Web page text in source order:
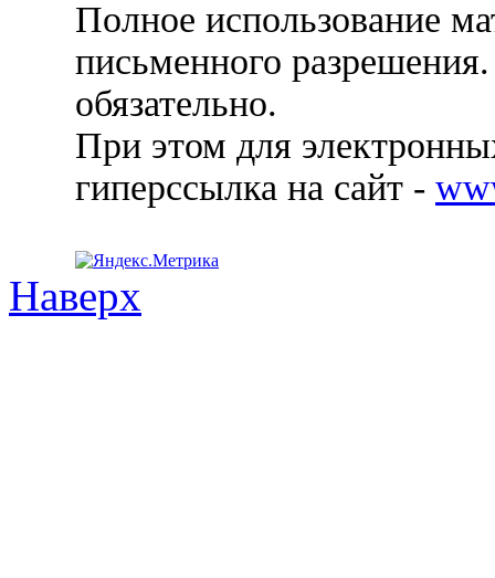
Полное использование
письменного
обязательно.
При этом для
гиперссылка на сайт -
Наверх